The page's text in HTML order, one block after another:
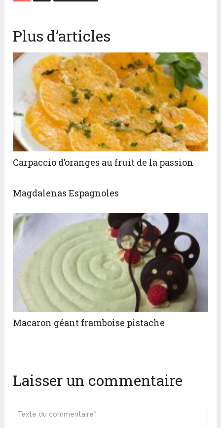
Plus d’articles
Carpaccio d’oranges au fruit de la passion
Magdalenas Espagnoles
Macaron géant framboise pistache
Laisser un commentaire